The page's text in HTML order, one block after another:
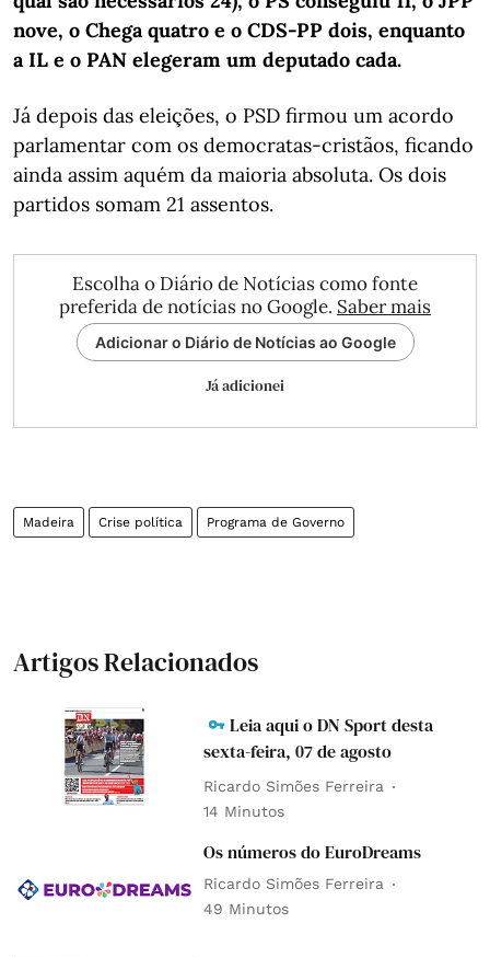
nove, o Chega quatro e o CDS-PP dois, enquanto
a IL e o PAN elegeram um deputado cada.
Já depois das eleições, o PSD firmou um acordo
parlamentar com os democratas-cristãos, ficando
ainda assim aquém da maioria absoluta. Os dois
partidos somam 21 assentos.
Escolha o Diário de Notícias como fonte
preferida de notícias no Google. Saber mais
Adicionar o Diário de Notícias ao Google
Já adicionei
Madeira Crise política Programa de Governo
Artigos Relacionados
Leia aqui o DN Sport desta
sexta-feira, 07 de agosto
Ricardo Simões Ferreira
14 Minutos
Os números do EuroDreams
Ricardo Simões Ferreira
49 Minutos